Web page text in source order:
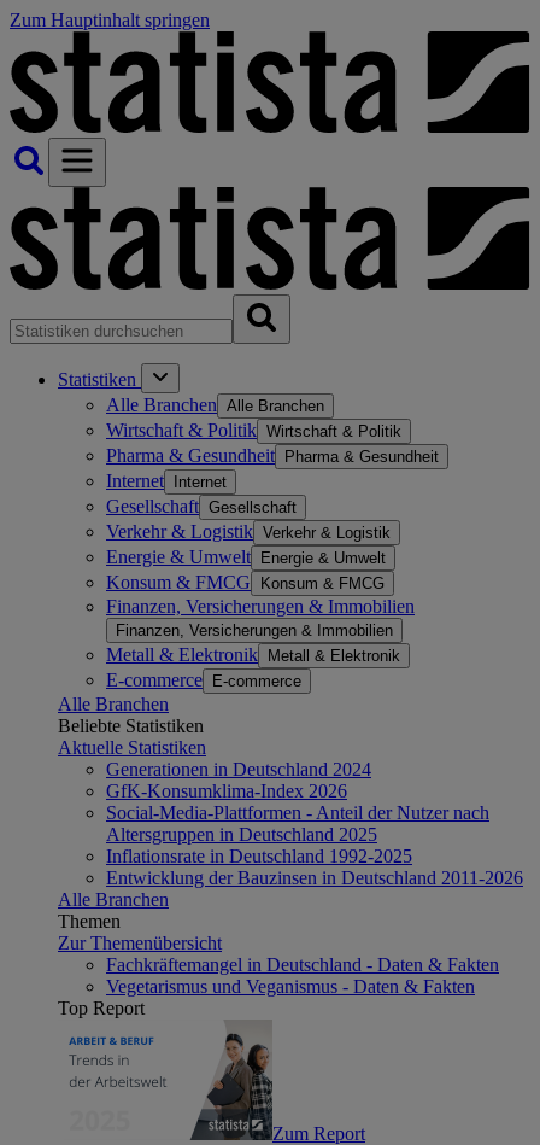
Zum Hauptinhalt springen
Statistiken
Alle Branchen Alle Branchen
Wirtschaft & Politik Wirtschaft & Politik
Pharma & Gesundheit Pharma & Gesundheit
Internet Internet
Gesellschaft Gesellschaft
Verkehr & Logistik Verkehr & Logistik
Energie & Umwelt Energie & Umwelt
Konsum & FMCG Konsum & FMCG
Finanzen, Versicherungen & Immobilien
Finanzen, Versicherungen & Immobilien
Metall & Elektronik Metall & Elektronik
E-commerce E-commerce
Alle Branchen
Beliebte Statistiken
Aktuelle Statistiken
Generationen in Deutschland 2024
GfK-Konsumklima-Index 2026
Social-Media-Plattformen - Anteil der Nutzer nach
Altersgruppen in Deutschland 2025
Inflationsrate in Deutschland 1992-2025
Entwicklung der Bauzinsen in Deutschland 2011-2026
Alle Branchen
Themen
Zur Themenübersicht
Fachkräftemangel in Deutschland - Daten & Fakten
Vegetarismus und Veganismus - Daten & Fakten
Top Report
Zum Report